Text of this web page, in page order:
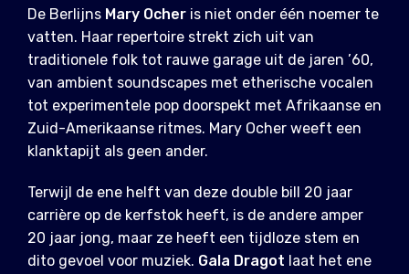
De Berlijns Mary Ocher is niet onder één noemer te
vatten. Haar repertoire strekt zich uit van
traditionele folk tot rauwe garage uit de jaren ’60,
van ambient soundscapes met etherische vocalen
tot experimentele pop doorspekt met Afrikaanse en
Zuid-Amerikaanse ritmes. Mary Ocher weeft een
klanktapijt als geen ander.
Terwijl de ene helft van deze double bill 20 jaar
carrière op de kerfstok heeft, is de andere amper
20 jaar jong, maar ze heeft een tijdloze stem en
dito gevoel voor muziek. Gala Dragot laat het ene